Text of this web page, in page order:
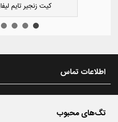
کشویی کوچک سپر عقب
اطلاعات تماس
تگ‌های محبوب